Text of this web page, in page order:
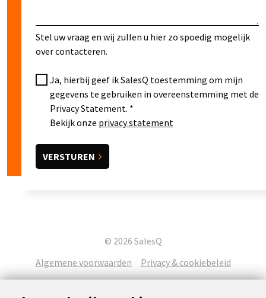
Stel uw vraag en wij zullen u hier zo spoedig mogelijk
over contacteren.
Ja, hierbij geef ik SalesQ toestemming om mijn
gegevens te gebruiken in overeenstemming met de
Privacy Statement.
Bekijk onze privacy statement
© 2026 SalesQ
Algemene voorwaarden
Privacy & cookiebeleid